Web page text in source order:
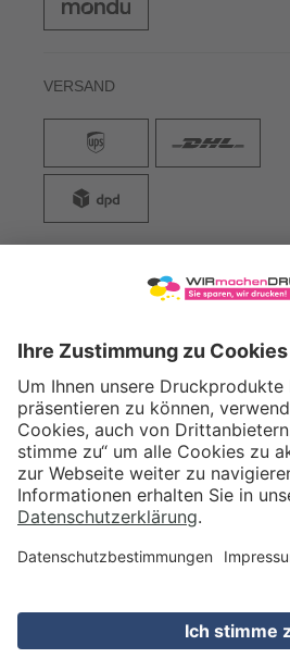
VERSAND
WIRmachenDRUCK GmbH
71522 Backnang
Tel.: +49 (0) 711 995 982 - 20
Fax: +49 (0) 711 995 982 - 21
SOCIAL MEDIA